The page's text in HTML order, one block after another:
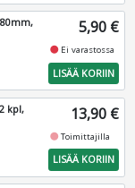
5,90 €
fiber_manual_record Ei varastossa
LISÄÄ KORIIN
kpl,
13,90 €
fiber_manual_recordToimittajilla
LISÄÄ KORIIN